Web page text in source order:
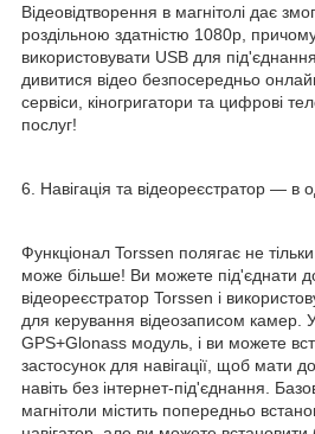
Відеовідтворення в магнітолі дає
роздільною здатністю 1080р,
використовувати USB для
дивитися відео безпосередньо
сервіси, кіногригатори та цифрові
послуг!
6. Навігація та відеореєстратор — в
Функціонал Torssen полягає не
може більше! Ви можете під'єднати
відеореєстратор Torssen і
для керування відеозаписом камер.
GPS+Glonass модуль, і ви можете
застосунок для навігації, щоб мати
навіть без інтернет-під'єднання.
магнітоли містить попередньо